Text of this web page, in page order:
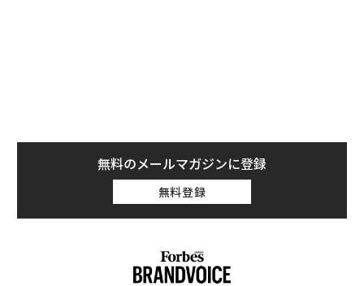
混乱に対して脆弱なサプライチェーンを生み出してい
この変化の多くは、半導体の重要性の高まりに起因す
れだけ迅速に稼働できるかを決定する上で、決定的な役
割を果たしている。AI搭載の運転支援システムやソフト
無料のメールマガジンに登録
無料登録